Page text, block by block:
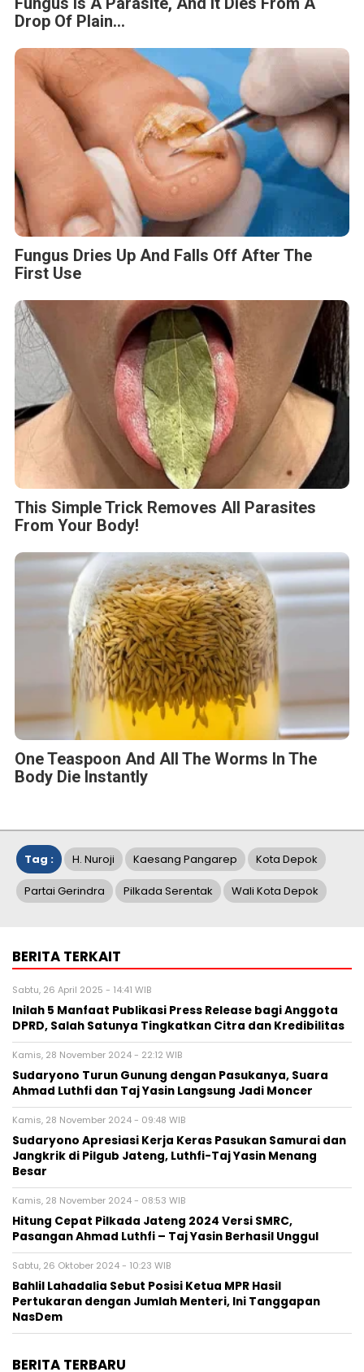
Drop Of Plain...
Fungus Dries Up And Falls Off After The
First Use
This Simple Trick Removes All Parasites
From Your Body!
One Teaspoon And All The Worms In The
Body Die Instantly
Tag : H. Nuroji Kaesang Pangarep Kota Depok
Partai Gerindra Pilkada Serentak Wali Kota Depok
BERITA TERKAIT
Sabtu, 26 April 2025 - 14:41 WIB
Inilah 5 Manfaat Publikasi Press Release bagi Anggota
DPRD, Salah Satunya Tingkatkan Citra dan Kredibilitas
Kamis, 28 November 2024 - 22:12 WIB
Sudaryono Turun Gunung dengan Pasukanya, Suara
Ahmad Luthfi dan Taj Yasin Langsung Jadi Moncer
Kamis, 28 November 2024 - 09:48 WIB
Sudaryono Apresiasi Kerja Keras Pasukan Samurai dan
Jangkrik di Pilgub Jateng, Luthfi-Taj Yasin Menang
Besar
Kamis, 28 November 2024 - 08:53 WIB
Hitung Cepat Pilkada Jateng 2024 Versi SMRC,
Pasangan Ahmad Luthfi – Taj Yasin Berhasil Unggul
Sabtu, 26 Oktober 2024 - 10:23 WIB
Bahlil Lahadalia Sebut Posisi Ketua MPR Hasil
Pertukaran dengan Jumlah Menteri, Ini Tanggapan
NasDem
BERITA TERBARU